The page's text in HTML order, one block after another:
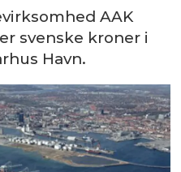
AAK
svenske kroner i
Havn.